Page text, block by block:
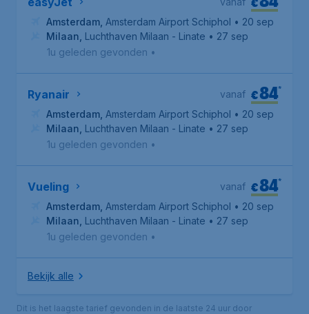
Amsterdam Amsterdam Airport Schiphol • 20 sep
Milaan Luchthaven Milaan - Linate • 27 sep
1u geleden gevonden •
Ryanair €84*
vanaf
Amsterdam Amsterdam Airport Schiphol • 20 sep
Milaan Luchthaven Milaan - Linate • 27 sep
1u geleden gevonden •
Vueling €84*
vanaf
Amsterdam Amsterdam Airport Schiphol • 20 sep
Milaan Luchthaven Milaan - Linate • 27 sep
1u geleden gevonden •
Bekijk alle
Dit is het laagste tarief gevonden in de laatste 24 uur door